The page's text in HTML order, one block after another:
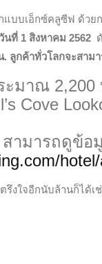
แบบเอ็กซ์คลูซีฟ ด้วย
นที่ 1 สิงหาคม 2562
. ลูกค้าทั่วโลกจะสา
ะมาณ 2,200
Cove
สามารถดูข้อ
รึงใจอีกนับล้านก็ได้